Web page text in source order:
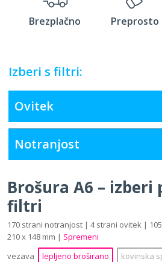
Brezplačno Preprosto
Izberi s filtri:
Ovitek
Notranjost
Brošura A6 – izberi
filtri
170 strani notranjost | 4 strani ovitek |
210 x 148 mm | Spremeni
vezava
lepljeno broširano kovinska